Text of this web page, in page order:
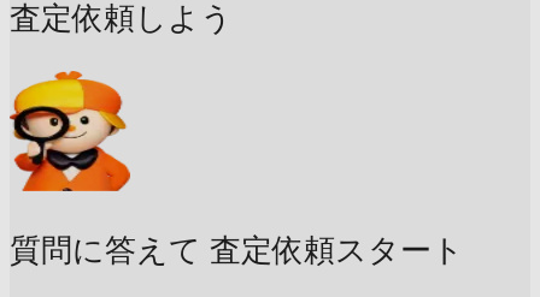
査定依頼しよう
質問に答えて 査定依頼スタート